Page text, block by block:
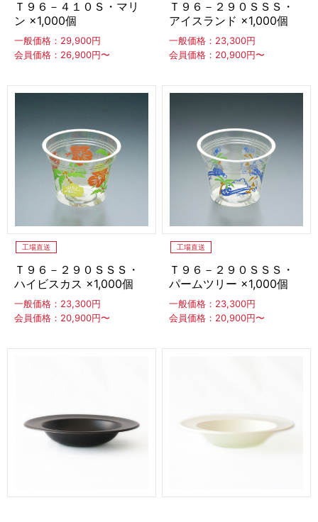
容器（ボトル） ポワラー アルコール消毒
CLOSE
Ｔ９６－４１０Ｓ・マリ
ン ×1,000個
一般価格：29,900円
会員価格：26,900円〜
Ｔ９６－２９０ＳＳＳ・
アイスランド ×1,000個
一般価格：23,300円
会員価格：20,900円〜
工場直送
Ｔ９６－２９０ＳＳＳ・
ハイビスカス ×1,000個
一般価格：23,300円
会員価格：20,900円〜
工場直送
Ｔ９６－２９０ＳＳＳ・
パームツリー ×1,000個
一般価格：23,300円
会員価格：20,900円〜